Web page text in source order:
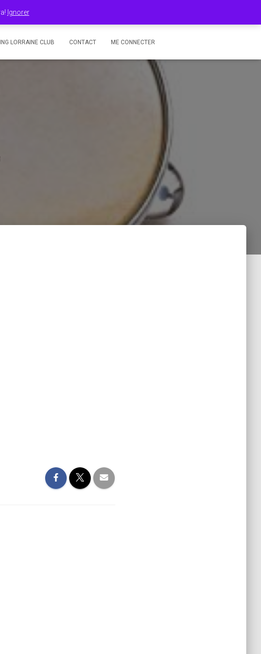
Ignorer
LORRAINE CLUB CONTACT ME CONNECTER